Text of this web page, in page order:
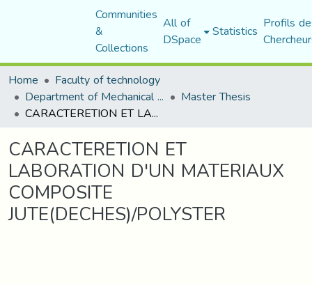
Communities
&
Collections
All of
DSpace Statistics Profils
Home
Faculty of technology
Department of Mechanical Engineering Master Thesis
CARACTERETION ET LABORATION D'UN MATERIAUX COMPOSITE JUTE(DECHES)/POLYSTER
CARACTERETION ET
LABORATION D'UN MATERIAUX
COMPOSITE
JUTE(DECHES)/POLYSTER